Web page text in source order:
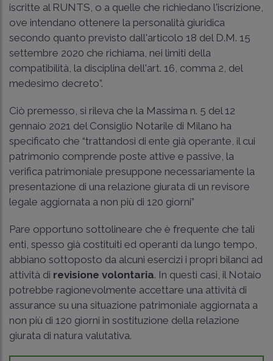
iscritte al RUNTS, o a quelle che richiedano l'iscrizione,
ove intendano ottenere la personalità giuridica
secondo quanto previsto dall'articolo 18 del D.M. 15
settembre 2020 che richiama, nei limiti della
compatibilità, la disciplina dell'art. 16, comma 2, del
medesimo decreto”.
Ciò premesso, si rileva che la Massima n. 5 del 12
gennaio 2021 del Consiglio Notarile di Milano ha
specificato che “trattandosi di ente già operante, il cui
patrimonio comprende poste attive e passive, la
verifica patrimoniale presuppone necessariamente la
presentazione di una relazione giurata di un revisore
legale aggiornata a non più di 120 giorni”
Pare opportuno sottolineare che è frequente che tali
enti, spesso già costituiti ed operanti da lungo tempo,
abbiano sottoposto da alcuni esercizi i propri bilanci ad
attività di revisione volontaria. In questi casi, il Notaio
potrebbe ragionevolmente accettare una attività di
assurance su una situazione patrimoniale aggiornata a
non più di 120 giorni in sostituzione della relazione
giurata di natura valutativa.